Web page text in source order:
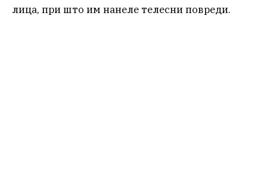
лица, при што им нанеле телесни повреди.